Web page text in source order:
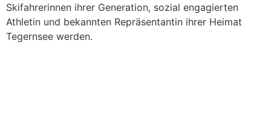
Skifahrerinnen ihrer Generation, sozial engagierten
Athletin und bekannten Repräsentantin ihrer Heimat
Tegernsee werden.